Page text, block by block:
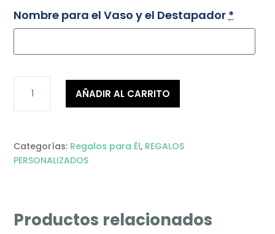
Nombre para el Vaso y el Destapador*
cantidad
AÑADIR AL CARRITO
Categorías: Regalos para Él, REGALOS
PERSONALIZADOS
Productos relacionados